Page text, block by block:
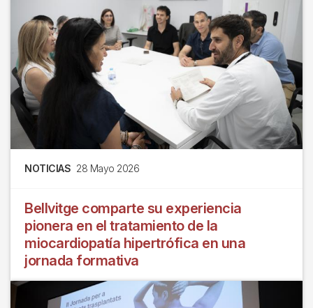
NOTICIAS 28 Mayo 2026
Bellvitge comparte su experiencia
pionera en el tratamiento de la
miocardiopatía hipertrófica en una
jornada formativa